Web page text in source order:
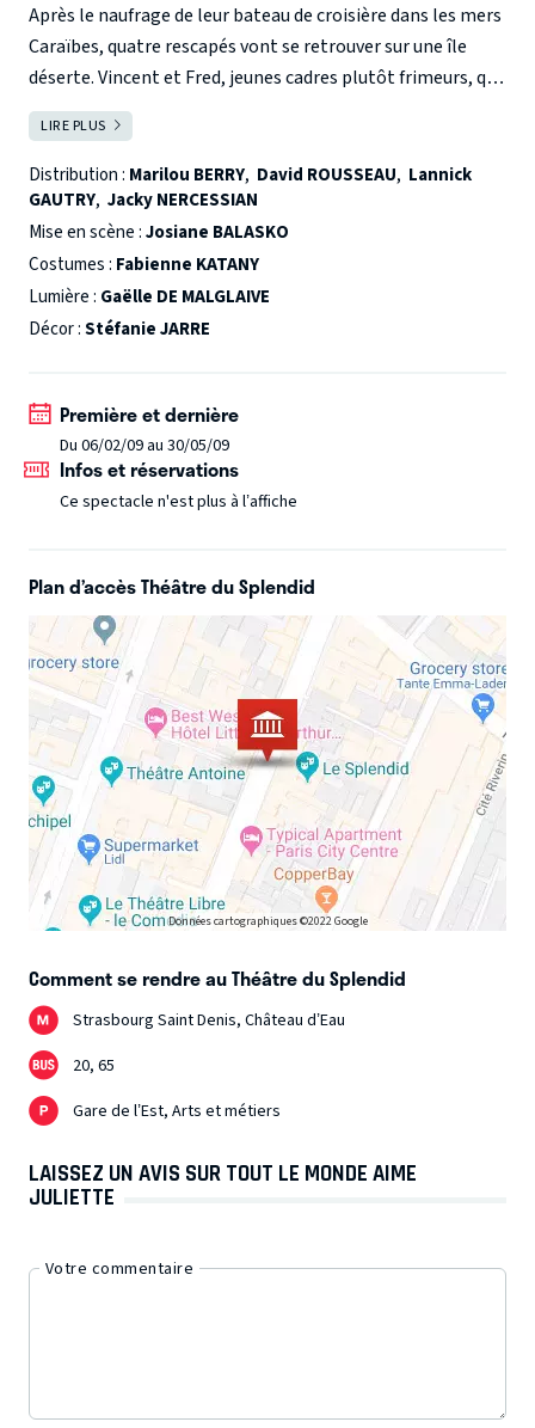
Après le naufrage de leur bateau de croisière dans les mers
Caraïbes, quatre rescapés vont se retrouver sur une île
déserte. Vincent et Fred, jeunes cadres plutôt frimeurs, qui
travaillent dans la même boîte, Juliette, jeune fille simple
et naïve, secrètement en quête d’un grand amour, et
Magistro le Fakir, qui faisait son numéro de double-vue à
bord au moment du naufrage. Leur cohabitation ne va pas
être aisée, Juliette ayant le don d’exaspérer les jeunes
gens qui en font vite leur tête de turc. Mais Magistro le
Fakir va révéler d’étranges pouvoirs, lesquels ne vont pas
forcément arranger la situation.
LIRE PLUS
Distribution : Marilou BERRY, David ROUSSEAU, Lannick
GAUTRY, Jacky NERCESSIAN
Mise en scène :Josiane BALASKO
Costumes : Fabienne KATANY
Lumière : Gaëlle DE MALGLAIVE
Décor :Stéfanie JARRE
Première et dernière
Du 06/02/09 au 30/05/09
Infos et réservations
Ce spectacle n'est plus à l’affiche
Plan d’accès Théâtre du Splendid
Données cartographiques ©2022 Google
Comment se rendre au Théâtre du Splendid
Strasbourg Saint Denis, Château d’Eau
20, 65
Gare de l’Est, Arts et métiers
LAISSEZ UN AVIS SUR TOUT LE MONDE AIME
JULIETTE
Votre commentaire